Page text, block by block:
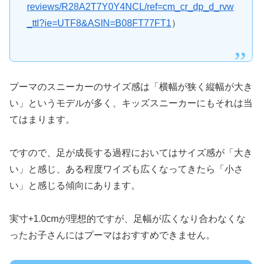
reviews/R28A2T7Y0Y4NCL/ref=cm_cr_dp_d_rvw
_ttl?ie=UTF8&ASIN=B08FT77FT1）
プーマのスニーカーのサイズ感は「横幅が狭く縦幅が大き
い」というモデルが多く、キッズスニーカーにもそれは当
てはまります。
ですので、足が成長する過程においてはサイズ感が「大き
い」と感じ、ある程度ワイズも広くなってきたら「小さ
い」と感じる傾向にあります。
実寸+1.0cmが理想的ですが、足幅が広くなり合わなくな
ったお子さんにはプーマはおすすめできません。